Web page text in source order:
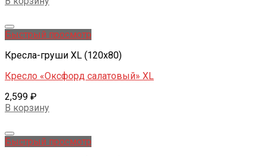
Быстрый просмотр
Кресла-груши XL (120x80)
Кресло «Оксфорд салатовый» XL
2,599 ₽
В корзину
Быстрый просмотр